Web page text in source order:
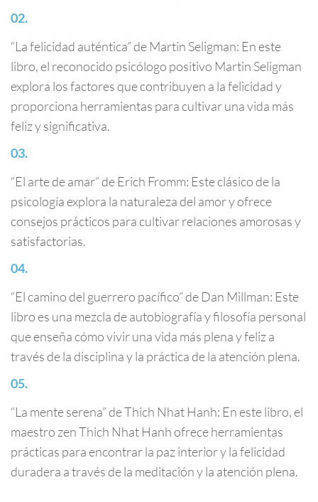
“La felicidad auténtica” de Martin Seligman: En este
libro, el reconocido psicólogo positivo Martin Seligman
explora los factores que contribuyen a la felicidad y
proporciona herramientas para cultivar una vida más
feliz y significativa.
“El arte de amar” de Erich Fromm: Este clásico de la
psicología explora la naturaleza del amor y ofrece
consejos prácticos para cultivar relaciones amorosas y
satisfactorias.
“El camino del guerrero pacífico” de Dan Millman: Este
libro es una mezcla de autobiografía y filosofía personal
que enseña cómo vivir una vida más plena y feliz a
través de la disciplina y la práctica de la atención plena.
“La mente serena” de Thich Nhat Hanh: En este libro, el
maestro zen Thich Nhat Hanh ofrece herramientas
prácticas para encontrar la paz interior y la felicidad
duradera a través de la meditación y la atención plena.